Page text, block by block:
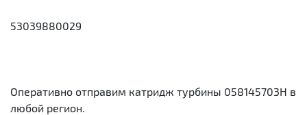
53039880029
Оперативно отправим катридж турбины 058145703H в
любой регион.